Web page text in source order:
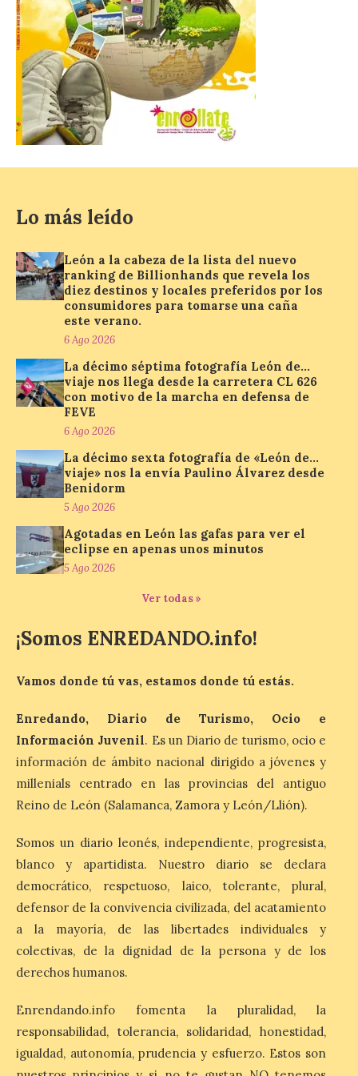
León a la cabeza de la lista
del nuevo ranking de
Billionhands que revela
los diez destinos y locales
preferidos por los
consumidores para
tomarse una caña este
verano.
El nuevo ranking de
preferidos por los
consumidores para
tomarse una caña este verano, con León y
Madrid a la cabeza de la lista. Salamanca
ocupa el noveno lugar. Los españoles
priorizan las […]
El Ayuntamiento de La
Bañeza presenta el
Festival One More Time,
una cita con la música de
los 80 y 90 para el 16 de
agosto en la Plaza Mayor.
6 Ago 2026
Se celebrará el próximo
domingo 16 de agosto, a
en la Plaza Mayor de la
acogido esta mañana la presentación
oficial del Festival One […]
“Mirar un eclipse sin
protección adecuada
puede causar daños
irreversibles en la retina”
6 Ago 2026
La retinopatía solar puede
provocar pérdida de
visión central, manchas en
el campo visual y
alteraciones en la
percepción de formas y colores. El
San Juan de Dios de León, Dr. Mahave
Ruiz, advierte de […]
La décimo séptima
fotografía León de…viaje
nos llega desde la
carretera CL 626 con
Lo más leído
León a la cabeza de la lista del nuevo
ranking de Billionhands que revela los
diez destinos y locales preferidos por los
consumidores para tomarse una caña
este verano.
6 Ago 2026
La décimo séptima fotografía León de…
viaje nos llega desde la carretera CL 626
con motivo de la marcha en defensa de
FEVE
6 Ago 2026
La décimo sexta fotografía de «León de…
viaje» nos la envía Paulino Álvarez desde
Benidorm
5 Ago 2026
Agotadas en León las gafas para ver el
eclipse en apenas unos minutos
5 Ago 2026
Ver todas »
¡Somos ENREDANDO.info!
Vamos donde tú vas, estamos donde tú estás.
Enredando, Diario de Turismo, Ocio e
Información Juvenil. Es un Diario de turismo, ocio e
información de ámbito nacional dirigido a jóvenes y
millenials centrado en las provincias del antiguo
Reino de León (Salamanca, Zamora y León/Llión).
Somos un diario leonés, independiente, progresista,
blanco y apartidista. Nuestro diario se declara
democrático, respetuoso, laico, tolerante, plural,
defensor de la convivencia civilizada, del acatamiento
a la mayoría, de las libertades individuales y
colectivas, de la dignidad de la persona y de los
derechos humanos.
Enrendando.info fomenta la pluralidad, la
responsabilidad, tolerancia, solidaridad, honestidad,
igualdad, autonomía, prudencia y esfuerzo. Estos son